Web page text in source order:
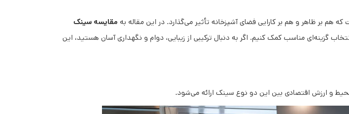
بر ظاهر و هم بر کارایی فضای آشپزخانه تأثیر می‌گذارد. در این مقاله به مقایسه سینک
گزینه‌ای مناسب کمک کنیم. اگر به دنبال ترکیبی از زیبایی، دوام و نگهداری آسان هستید، این
و ارزش اقتصادی بین این دو نوع سینک ارائه می‌شود.